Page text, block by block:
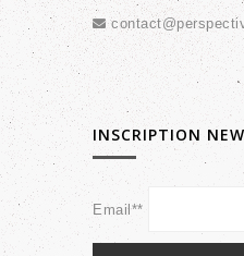
INSCRIPTION
Email**